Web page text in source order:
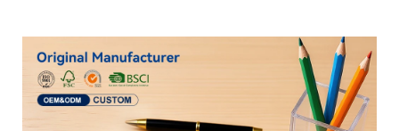
الموارد
اتصل بنا